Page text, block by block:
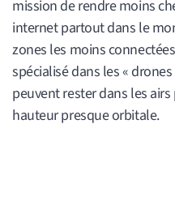
mission de rendre moins
internet partout dans le
zones les moins
spécialisé dans les «
peuvent rester dans les
hauteur presque orbitale.